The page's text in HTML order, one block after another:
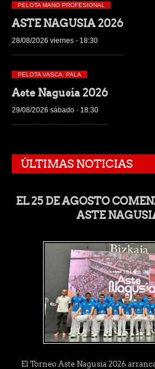
PELOTA MANO PROFESIONAL
ASTE NAGUSIA 2026
28/08/2026 viernes - 18:30
PELOTA VASCA: PALA
Aste Nagusia 2026
29/08/2026 sábado · 18:30
ÚLTIMAS NOTICIAS
EL 25 DE AGOSTO
ASTE
El Torneo Aste Nagusia 2026